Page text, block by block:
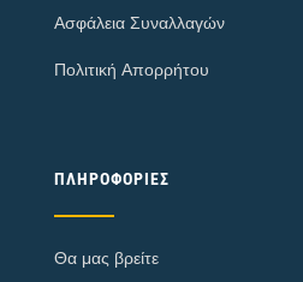
Ασφάλεια Συναλλαγών
Πολιτική Απορρήτου
ΠΛΗΡΟΦΟΡΊΕΣ
Θα μας βρείτε